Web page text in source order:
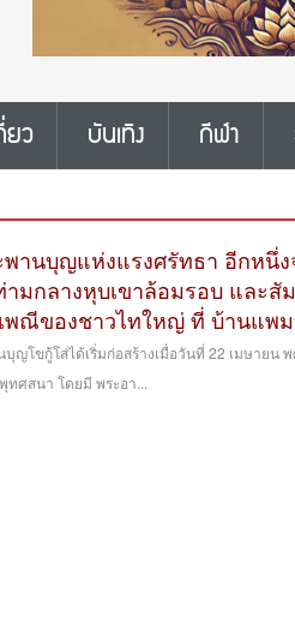
ยว บันเทิง กีฬา
านบุญแห่งแรงศรัทธา อีกหนึ่ง
มกลางหุบเขาล้อมรอบ และสั
พณีของชาวไทใหญ่ ที่ บ้านแพ
ญโขกู้โส่ได้เริ่มก่อสร้างเมื่อวันที่ 22 เมษายน
ศสนา โดยมี พระอา...